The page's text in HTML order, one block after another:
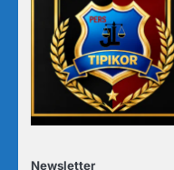
Newsletter